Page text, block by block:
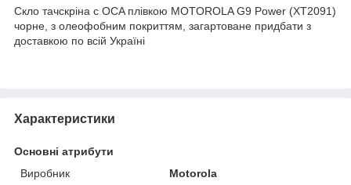
Скло тачскріна c OCA плівкою MOTOROLA G9 Power (XT2091)
чорне, з олеофобним покриттям, загартоване придбати з
доставкою по всій Україні
Характеристики
Основні атрибути
Виробник
Motorola